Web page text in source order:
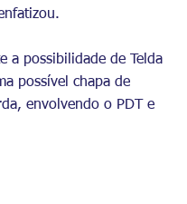
a possibilidade de Telda
possível chapa de
envolvendo o PDT e